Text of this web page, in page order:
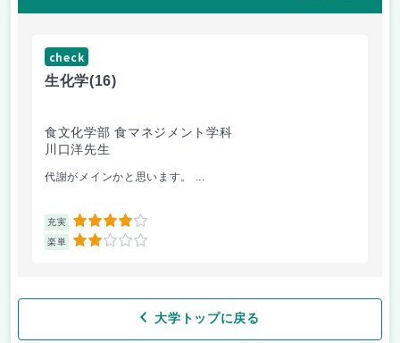
check
生化学(16)
食文化学部 食マネジメント学科
川口洋先生
代謝がメインかと思います。 ...
充実 4
楽単 2
大学トップに戻る